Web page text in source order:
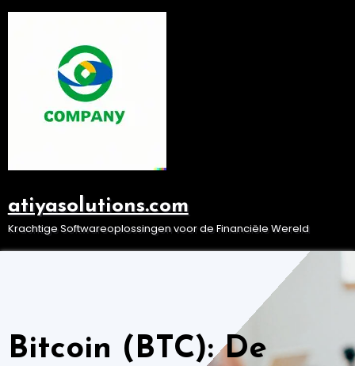
Ga
atiyasolutions.com
Krachtige Softwareoplossingen voor de Financiële Wereld
Bitcoin (BTC): De